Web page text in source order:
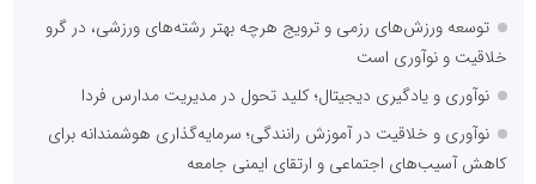
توسعه ورزش‌های رزمی و ترویج هرچه بهتر رشته‌های ورزشی، در گرو
خلاقیت و نوآوری است
نوآوری و یادگیری دیجیتال؛ کلید تحول در مدیریت مدارس فردا
نوآوری و خلاقیت در آموزش رانندگی؛ سرمایه‌گذاری هوشمندانه برای
کاهش آسیب‌های اجتماعی و ارتقای ایمنی جامعه